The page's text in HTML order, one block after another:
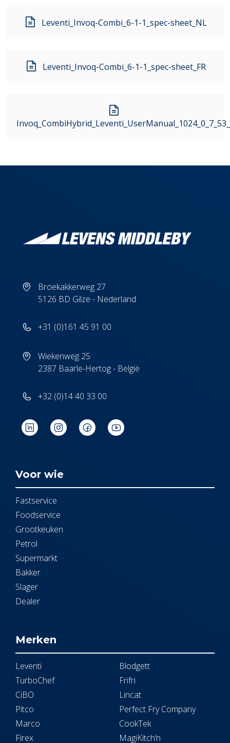
Leventi_Invoq-Combi_6-1-1_spec-sheet_NL
Leventi_Invoq-Combi_6-1-1_spec-sheet_FR
Broekakkerweg 27
5126 BD Gilze - Nederland
+31 (0)161 45 91 00
Wiekenweg 25
2387 Baarle-Hertog - België
+32 (0)14 40 33 00
Voor wie
Fastservice
Foodservice
Grootkeuken
Petrol
Supermarkt
Bakker
Slager
Dealer
Merken
Leventi
TurboChef
CiBO
Pitco
Marco
Firex
Blodgett
Frifri
Lincat
Perfect Fry Company
CookTek
MagiKitch’n